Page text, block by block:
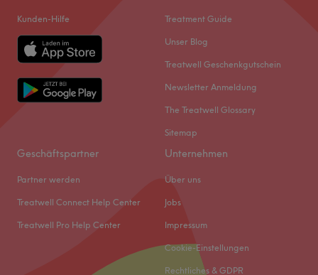
Kunden-Hilfe Treatment Guide
Unser Blog
Treatwell Geschenkgutschein
Newsletter Anmeldung
The Treatwell Glossary
Sitemap
Geschäftspartner
Partner werden
Treatwell Connect Help Center
Treatwell Pro Help Center
Unternehmen
Über uns
Jobs
Impressum
Cookie-Einstellungen
Rechtliches & GDPR